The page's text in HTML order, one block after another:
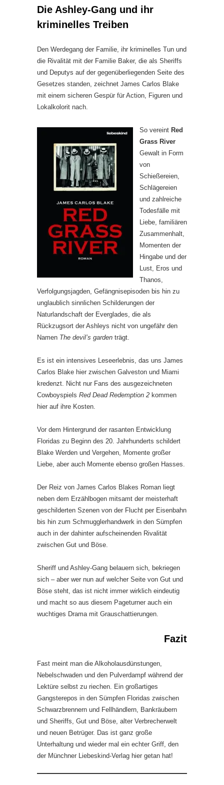
Die Ashley-Gang und ihr
kriminelles Treiben
Den Werdegang der Familie, ihr kriminelles Tun und
die Rivalität mit der Familie Baker, die als Sheriffs
und Deputys auf der gegenüberliegenden Seite des
Gesetzes standen, zeichnet James Carlos Blake
mit einem sicheren Gespür für Action, Figuren und
Lokalkolorit nach.
So vereint Red
Grass River
Gewalt in Form
von
Schießereien,
Schlägereien
und zahlreiche
Todesfälle mit
Liebe, familiären
Zusammenhalt,
Momenten der
Hingabe und der
Lust, Eros und
Thanos,
Verfolgungsjagden, Gefängnisepisoden bis hin zu
unglaublich sinnlichen Schilderungen der
Naturlandschaft der Everglades, die als
Rückzugsort der Ashleys nicht von ungefähr den
Namen The devil’s garden trägt.
Es ist ein intensives Leseerlebnis, das uns James
Carlos Blake hier zwischen Galveston und Miami
kredenzt. Nicht nur Fans des ausgezeichneten
Cowboyspiels Red Dead Redemption 2 kommen
hier auf ihre Kosten.
Vor dem Hintergrund der rasanten Entwicklung
Floridas zu Beginn des 20. Jahrhunderts schildert
Blake Werden und Vergehen, Momente großer
Liebe, aber auch Momente ebenso großen Hasses.
Der Reiz von James Carlos Blakes Roman liegt
neben dem Erzählbogen mitsamt der meisterhaft
geschilderten Szenen von der Flucht per Eisenbahn
bis hin zum Schmugglerhandwerk in den Sümpfen
auch in der dahinter aufscheinenden Rivalität
zwischen Gut und Böse.
Sheriff und Ashley-Gang belauern sich, bekriegen
sich – aber wer nun auf welcher Seite von Gut und
Böse steht, das ist nicht immer wirklich eindeutig
und macht so aus diesem Pageturner auch ein
wuchtiges Drama mit Grauschattierungen.
Fazit
Fast meint man die Alkoholausdünstungen,
Nebelschwaden und den Pulverdampf während der
Lektüre selbst zu riechen. Ein großartiges
Gangsterepos in den Sümpfen Floridas zwischen
Schwarzbrennern und Fellhändlern, Bankräubern
und Sheriffs, Gut und Böse, alter Verbrecherwelt
und neuen Betrüger. Das ist ganz große
Unterhaltung und wieder mal ein echter Griff, den
der Münchner Liebeskind-Verlag hier getan hat!